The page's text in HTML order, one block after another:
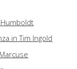
in Tim Ingold